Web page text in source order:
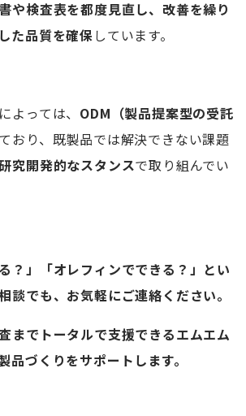
や検査表を都度見直し、改善を繰り
た品質を確保 しています。
よっては、 ODM（製品提案型の受託
おり、既製品では解決できない課題
究開発的なスタンスで取り組んでい
？」「オレフィンでできる？」とい
談でも、お気軽にご連絡ください。
までトータルで支援できるエムエム
品づくりをサポートします。